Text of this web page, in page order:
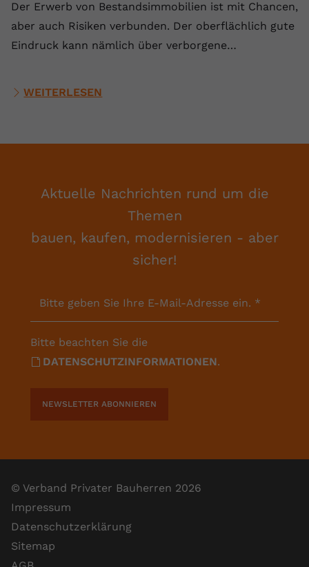
Der Erwerb von Bestandsimmobilien ist mit Chancen,
aber auch Risiken verbunden. Der oberflächlich gute
Eindruck kann nämlich über verborgene…
WEITERLESEN
Aktuelle Nachrichten rund um die
Themen
bauen, kaufen, modernisieren - aber
sicher!
Bitte geben Sie Ihre E-Mail-Adresse ein. *
Bitte beachten Sie die
DATENSCHUTZINFORMATIONEN.
NEWSLETTER ABONNIEREN
© Verband Privater Bauherren 2026
Impressum
Datenschutzerklärung
Sitemap